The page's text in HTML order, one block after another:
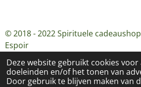
Deze website gebruikt cookies voor
doeleinden en/of het tonen van
Door gebruik te blijven maken van
© 2018 - 2022 Spirituele
Espoir